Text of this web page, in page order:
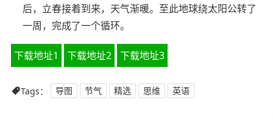
后，立春接着到来，天气渐暖。至此地球绕太阳公转了
一周，完成了一个循环。
下载地址1 下载地址2 下载地址3
Tags： 导图 节气 精选 思维 英语